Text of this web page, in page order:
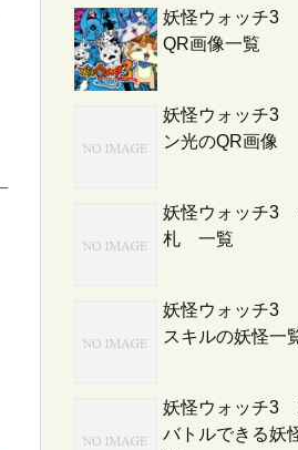
妖怪ウォッチ3
QR画像一覧
妖怪ウォッチ3
ン光のQR画像
妖怪ウォッチ3
札 一覧
妖怪ウォッチ3
スキルの妖怪一
妖怪ウォッチ3
バトルできる